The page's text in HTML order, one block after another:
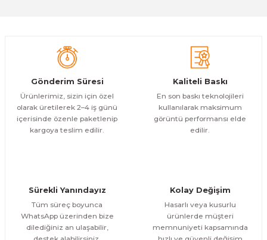
Gönderim Süresi
Ürünlerimiz, sizin için özel
olarak üretilerek 2–4 iş günü
içerisinde özenle paketlenip
kargoya teslim edilir.
Kaliteli Baskı
En son baskı teknolojileri
kullanılarak maksimum
görüntü performansı elde
edilir.
Sürekli Yanındayız
Tüm süreç boyunca
WhatsApp üzerinden bize
dilediğiniz an ulaşabilir,
Kolay Değişim
Hasarlı veya kusurlu
ürünlerde müşteri
memnuniyeti kapsamında